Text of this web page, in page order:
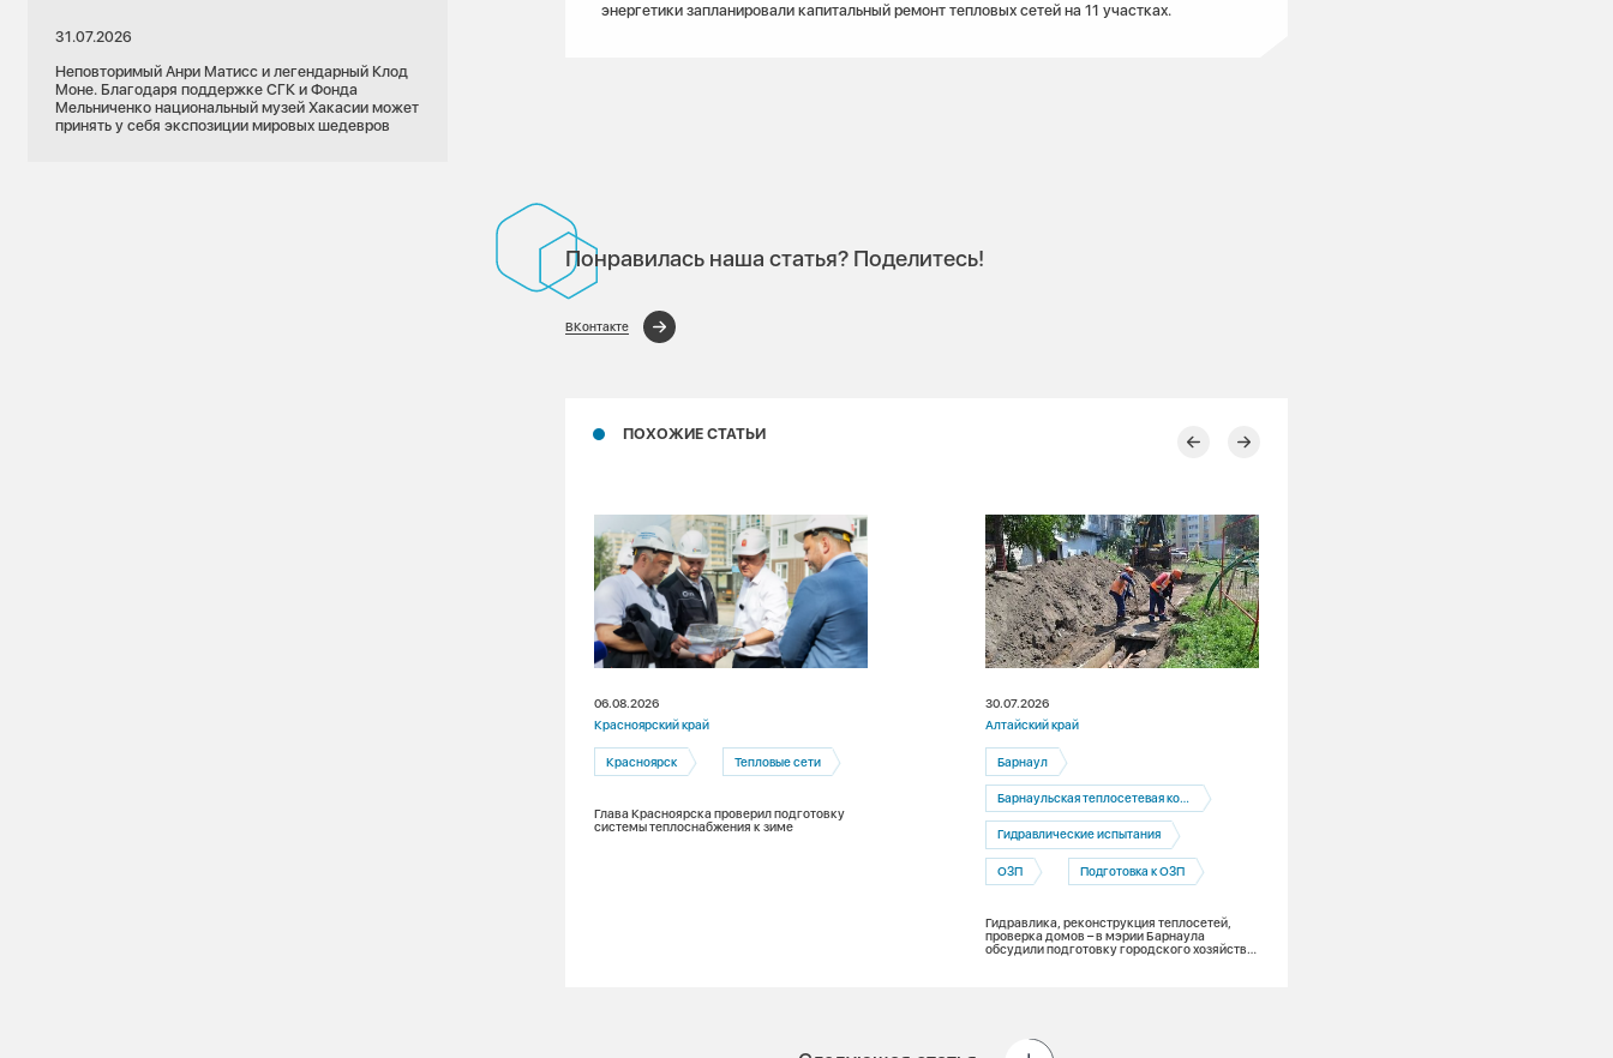
31.07.2026
Неповторимый Анри Матисс и легендарный Клод
Моне. Благодаря поддержке СГК и Фонда
Мельниченко национальный музей Хакасии может
принять у себя экспозиции мировых шедевров
энергетики запланировали капитальный ремонт тепловых сетей на 11 участках.
Понравилась наша статья? Поделитесь!
ВКонтакте
ПОХОЖИЕ СТАТЬИ
06.08.2026
Красноярский край
Красноярск Тепловые сети
Глава Красноярска проверил подготовку
системы теплоснабжения к зиме
30.07.2026
Алтайский край
Барнаул
Барнаульская теплосетевая компания
Гидравлические испытания
ОЗП Подготовка к ОЗП
Гидравлика, реконструкция теплосетей,
проверка домов – в мэрии Барнаула
обсудили подготовку городского хозяйства